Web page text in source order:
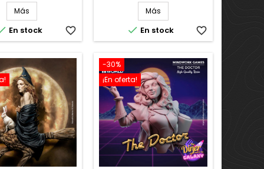
Más
En stock favorite_border
Más
 En stock favorite_border
-30%
¡En oferta!